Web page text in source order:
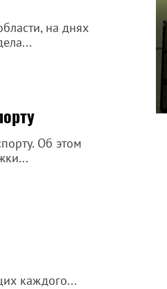
на днях
Об этом
каждого...